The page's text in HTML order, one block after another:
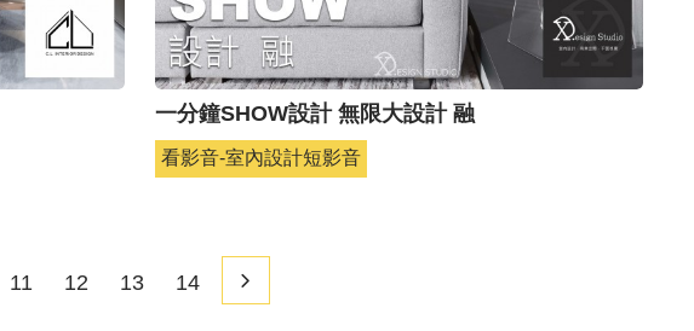
一分鐘SHOW設計 無限大設計 融
看影音-室內設計短影音
11 12 13 14